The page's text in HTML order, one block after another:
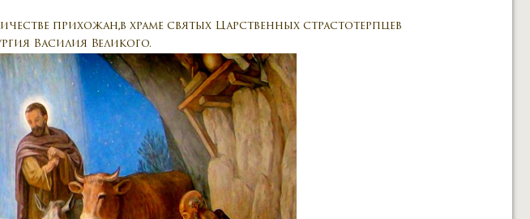
прихожан,в храме святых Царственных страстотерпцев
Василия Великого.